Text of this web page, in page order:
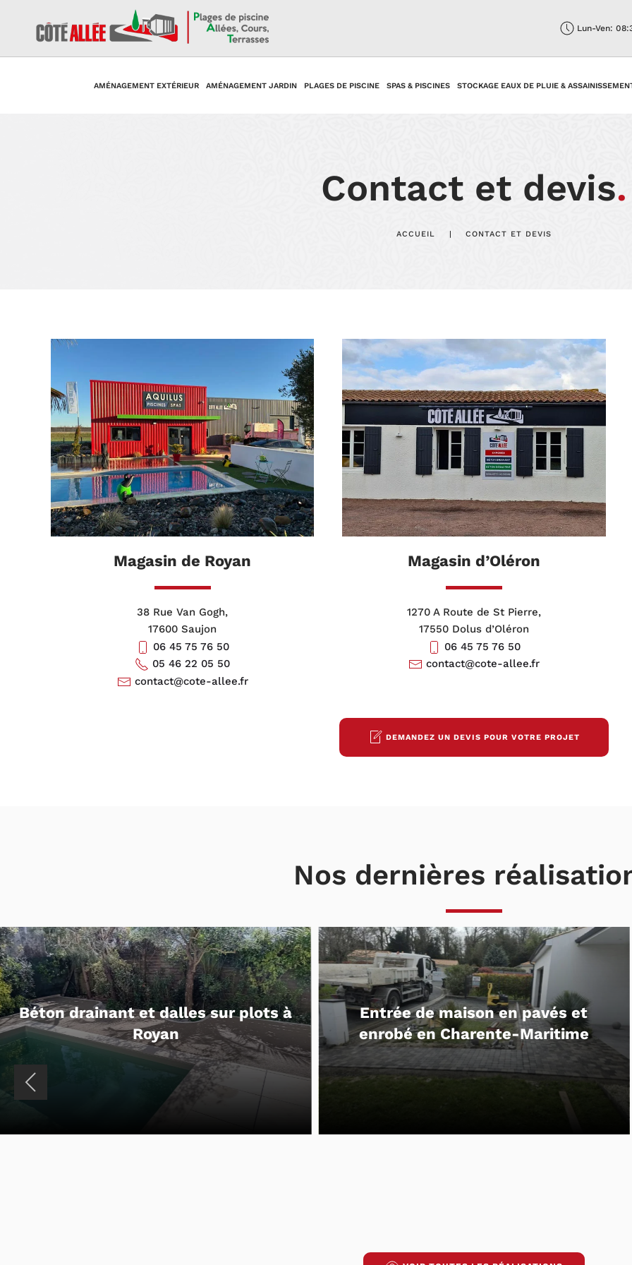
Lun-Ven:
AMÉNAGEMENT EXTÉRIEUR AMÉNAGEMENT JARDIN PLAGES DE PISCINE SPAS & PISCINES STOCKAGE EAUX DE PLUIE &
Contact et devis.
ACCUEIL CONTACT ET DEVIS
Magasin de Royan
38 Rue Van Gogh,
17600 Saujon
06 45 75 76 50
05 46 22 05 50
contact@cote-allee.fr
Magasin d’Oléron
1270 A Route de St Pierre,
17550 Dolus d’Oléron
06 45 75 76 50
contact@cote-allee.fr
DEMANDEZ UN DEVIS POUR VOTRE PROJET
Nos dernières
Entrée de maison en pavés et
enrobé en Charente-Maritime
Aménagement d’une allée en béton
drainant